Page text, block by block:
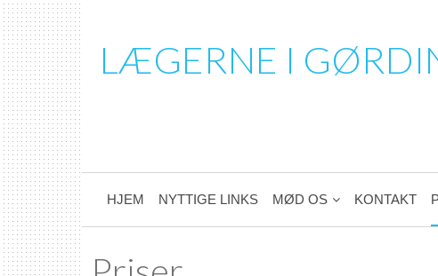
LÆGERNE I
HJEM NYTTIGE LINKS MØD OS KONTAKT